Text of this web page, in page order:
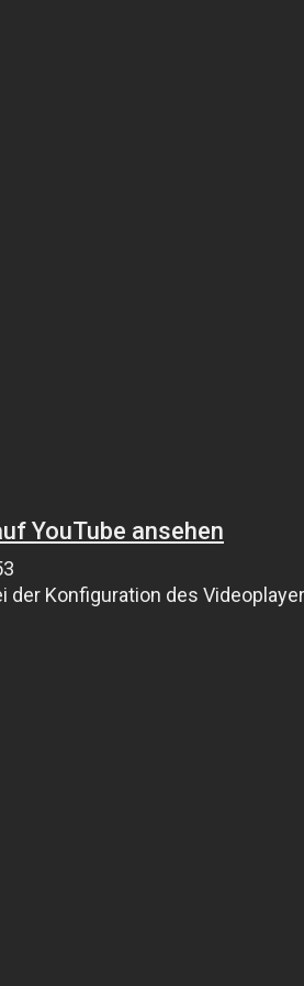
YouTube ansehen
der Konfiguration des